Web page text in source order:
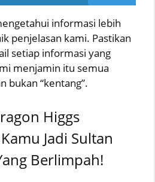
informasi lebih
penjelasan kami. Pastikan
setiap informasi yang
menjamin itu semua
bukan “kentang”.
Higgs
Jadi Sultan
Berlimpah!